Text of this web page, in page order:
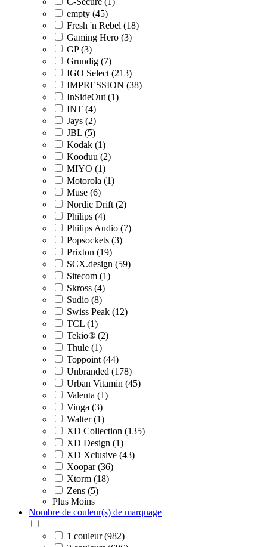
empty (45)
Fresh 'n Rebel (18)
Gaming Hero (3)
GP (3)
Grundig (7)
IGO Select (213)
IMPRESSION (38)
InSideOut (1)
INT (4)
Jays (2)
JBL (5)
Kodak (1)
Kooduu (2)
MIYO (1)
Motorola (1)
Muse (6)
Nordic Drift (2)
Philips (4)
Philips Audio (7)
Popsockets (3)
Prixton (19)
SCX.design (59)
Sitecom (1)
Skross (4)
Sudio (8)
Swiss Peak (12)
TCL (1)
Tekiō® (2)
Thule (1)
Toppoint (44)
Unbranded (178)
Urban Vitamin (45)
Valenta (1)
Vinga (3)
Walter (1)
XD Collection (135)
XD Design (1)
XD Xclusive (43)
Xoopar (36)
Xtorm (18)
Zens (5)
Plus Moins
Nombre de couleur(s) de marquage
1 couleur (982)